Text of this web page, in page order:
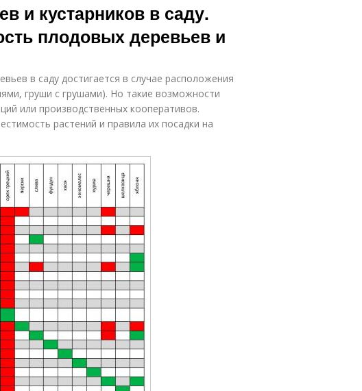
и кустарников в саду.
плодовых деревьев и
в саду достигается в случае расположения
груши с грушами). Но такие возможности
или производственных кооперативов.
растений и правила их посадки на